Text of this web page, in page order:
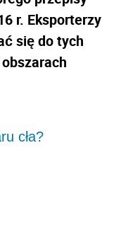
r. Eksporterzy
się do tych
cła?